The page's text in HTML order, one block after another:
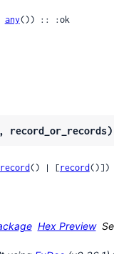
any()) :: :ok
record_or_records)
record() | [record()])
Hex Preview